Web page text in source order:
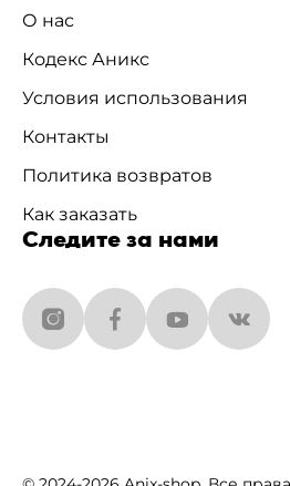
О нас
Кодекс Аникс
Условия использования
Контакты
Политика возвратов
Как заказать
Следите за нами